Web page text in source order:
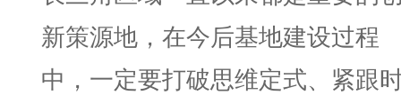
新策源地，在今后基地建设过程
中，一定要打破思维定式、紧跟